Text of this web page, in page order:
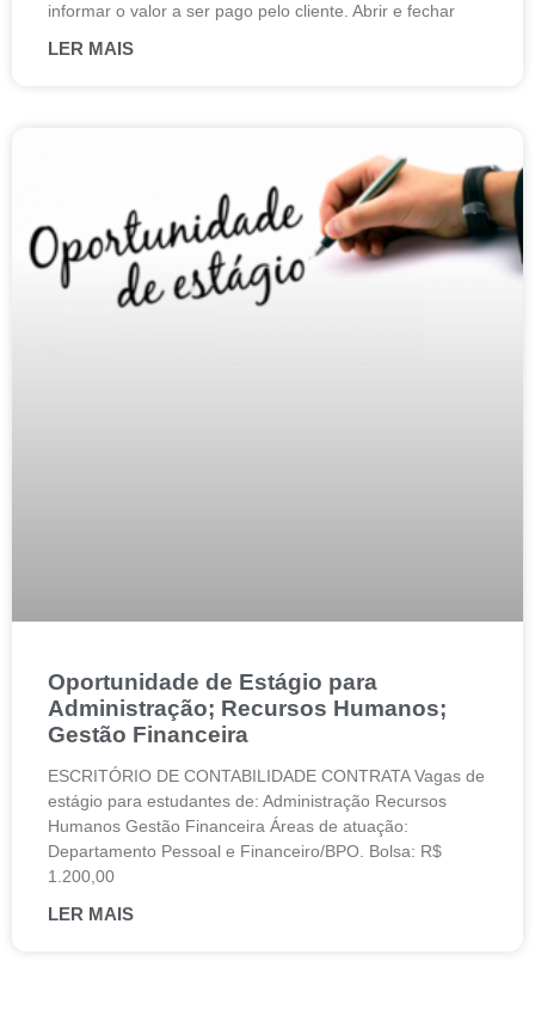
informar o valor a ser pago pelo cliente. Abrir e fechar
LER MAIS
Oportunidade de Estágio para
Administração; Recursos Humanos;
Gestão Financeira
ESCRITÓRIO DE CONTABILIDADE CONTRATA Vagas de
estágio para estudantes de: Administração Recursos
Humanos Gestão Financeira Áreas de atuação:
Departamento Pessoal e Financeiro/BPO. Bolsa: R$
1.200,00
LER MAIS